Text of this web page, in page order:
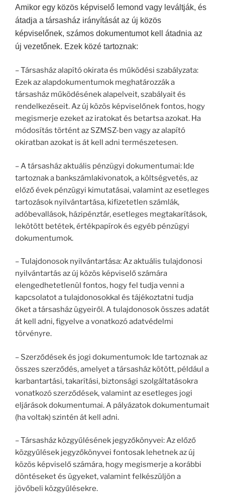
Amikor egy közös képviselő lemond vagy leváltják, és
átadja a társasház irányítását az új közös
képviselőnek, számos dokumentumot kell átadnia az
új vezetőnek. Ezek közé tartoznak:
– Társasház alapító okirata és működési szabályzata:
Ezek az alapdokumentumok meghatározzák a
társasház működésének alapelveit, szabályait és
rendelkezéseit. Az új közös képviselőnek fontos, hogy
megismerje ezeket az iratokat és betartsa azokat. Ha
módosítás történt az SZMSZ-ben vagy az alapító
okiratban azokat is át kell adni természetesen.
– A társasház aktuális pénzügyi dokumentumai: Ide
tartoznak a bankszámlakivonatok, a költségvetés, az
előző évek pénzügyi kimutatásai, valamint az esetleges
tartozások nyilvántartása, kifizetetlen számlák,
adóbevallások, házipénztár, esetleges megtakarítások,
lekötött betétek, értékpapírok és egyéb pénzügyi
dokumentumok.
– Tulajdonosok nyilvántartása: Az aktuális tulajdonosi
nyilvántartás az új közös képviselő számára
elengedhetetlenül fontos, hogy fel tudja venni a
kapcsolatot a tulajdonosokkal és tájékoztatni tudja
őket a társasház ügyeiről. A tulajdonosok összes adatát
át kell adni, figyelve a vonatkozó adatvédelmi
törvényre.
– Szerződések és jogi dokumentumok: Ide tartoznak az
összes szerződés, amelyet a társasház kötött, például a
karbantartási, takarítási, biztonsági szolgáltatásokra
vonatkozó szerződések, valamint az esetleges jogi
eljárások dokumentumai. A pályázatok dokumentumait
(ha voltak) szintén át kell adni.
– Társasház közgyűlésének jegyzőkönyvei: Az előző
közgyűlések jegyzőkönyvei fontosak lehetnek az új
közös képviselő számára, hogy megismerje a korábbi
döntéseket és ügyeket, valamint felkészüljön a
jövőbeli közgyűlésekre.